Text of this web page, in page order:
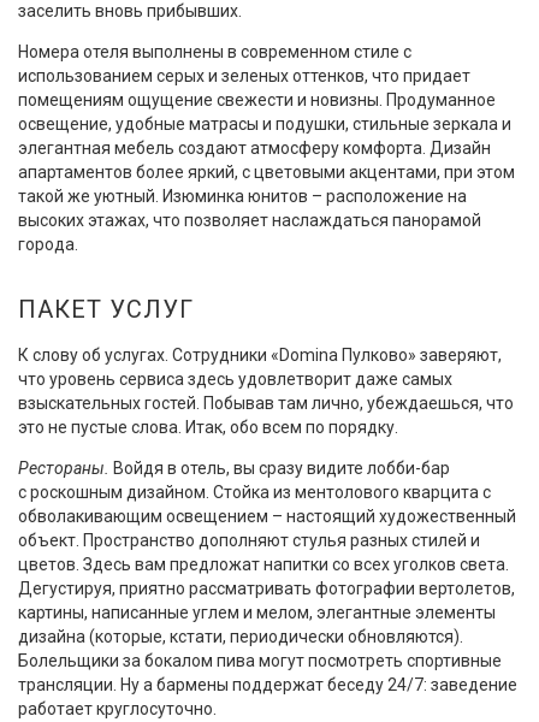
заселить вновь прибывших.
Номера отеля выполнены в современном стиле с
использованием серых и зеленых оттенков, что придает
помещениям ощущение свежести и новизны. Продуманное
освещение, удобные матрасы и подушки, стильные зеркала и
элегантная мебель создают атмосферу комфорта. Дизайн
апартаментов более яркий, с цветовыми акцентами, при этом
такой же уютный. Изюминка юнитов – расположение на
высоких этажах, что позволяет наслаждаться панорамой
города.
ПАКЕТ УСЛУГ
К слову об услугах. Сотрудники «Domina Пулково» заверяют,
что уровень сервиса здесь удовлетворит даже самых
взыскательных гостей. Побывав там лично, убеждаешься, что
это не пустые слова. Итак, обо всем по порядку.
Рестораны. Войдя в отель, вы сразу видите лобби-бар
с роскошным дизайном. Стойка из ментолового кварцита с
обволакивающим освещением – настоящий художественный
объект. Пространство дополняют стулья разных стилей и
цветов. Здесь вам предложат напитки со всех уголков света.
Дегустируя, приятно рассматривать фотографии вертолетов,
картины, написанные углем и мелом, элегантные элементы
дизайна (которые, кстати, периодически обновляются).
Болельщики за бокалом пива могут посмотреть спортивные
трансляции. Ну а бармены поддержат беседу 24/7: заведение
работает круглосуточно.